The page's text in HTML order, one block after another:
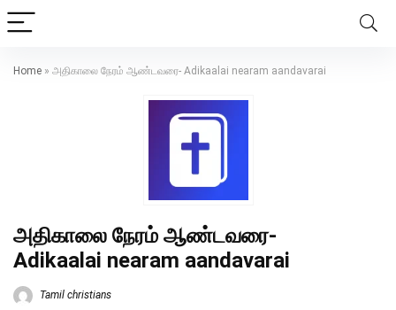
Home » அதிகாலை நேரம் ஆண்டவரை- Adikaalai nearam aandavarai
அதிகாலை நேரம் ஆண்டவரை-
Adikaalai nearam aandavarai
Tamil christians